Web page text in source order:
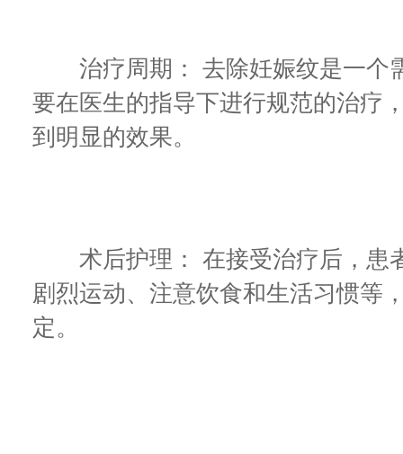
治疗周期： 去除妊娠纹是一个
要在医生的指导下进行规范的治疗
到明显的效果。
术后护理： 在接受治疗后，患
剧烈运动、注意饮食和生活习惯等
定。